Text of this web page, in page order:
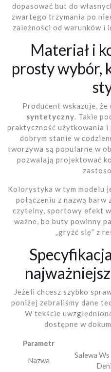
dopasować but do
zwartego trzymania po
zależności od warunków i
Materiał i
prosty wybór,
Producent wskazuje, że
syntetyczny. Takie
praktyczność użytkowania i
dobrym stanie w
tworzywa są popularne w
pozwalają projektować
Kolorystyka w tym modelu
połączeniu z nazwą
czytelny, sportowy efekt
ważne, bo buty powinny
„gryźć się” z
Jeżeli chcesz szybko
poniżej zebraliśmy dane
W tekście
dostępne w
Parametr
Nazwa
Salewa